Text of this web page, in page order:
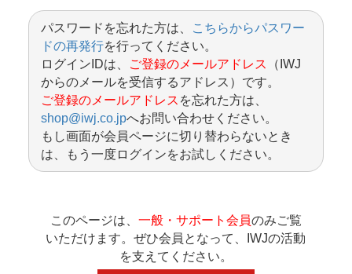
パスワードを忘れた方は、
こちらからパスワー
ドの再発行を行ってください。
ログインIDは、
ご登録のメールアドレス
（IWJ
からのメールを受信するアドレス）です。
ご登録のメールアドレス を忘れた方は、
shop@iwj.co.jpへお問い合わせください。
もし画面が会員ページに切り替わらないとき
は、もう一度ログインをお試しください。
このページは、 一般・サポート会員のみご覧
いただけます。ぜひ会員となって、IWJの活動
を支えてください。